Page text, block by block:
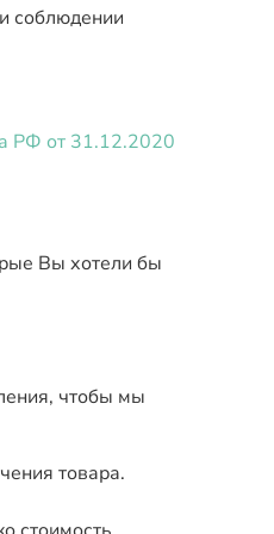
соблюдении
РФ от 31.12.2020
Вы хотели бы
чтобы мы
товара.